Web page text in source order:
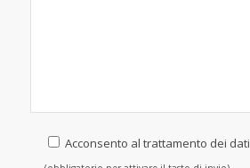
Acconsento al trattamento dei dati